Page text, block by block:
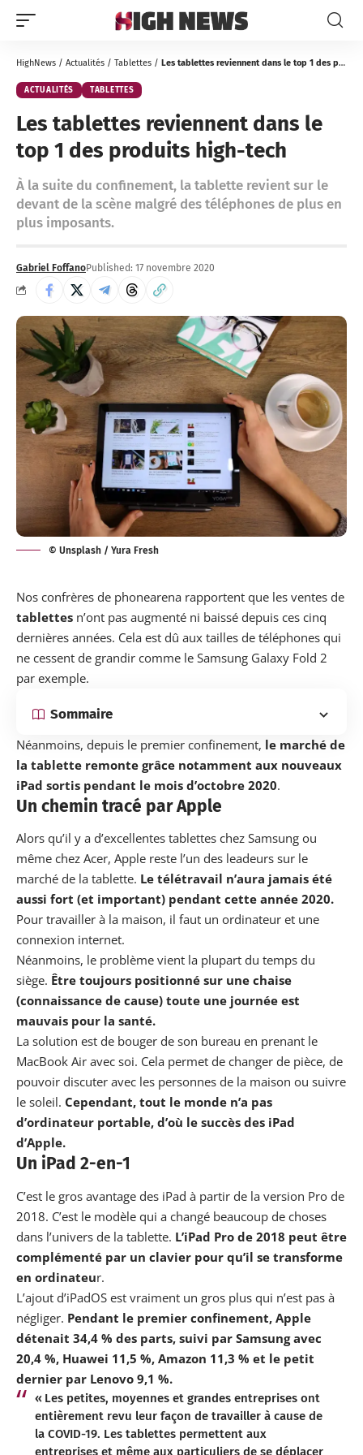
HighNews / Actualités / Tablettes / Les tablettes reviennent dans le top 1 des produits high-tech
ACTUALITÉS TABLETTES
Les tablettes reviennent dans le
top 1 des produits high-tech
À la suite du confinement, la tablette revient sur le
devant de la scène malgré des téléphones de plus en
plus imposants.
Gabriel FoffanoPublished: 17 novembre 2020
© Unsplash / Yura Fresh
Nos confrères de phonearena rapportent que les ventes de
tablettes n’ont pas augmenté ni baissé depuis ces cinq
dernières années. Cela est dû aux tailles de téléphones qui
ne cessent de grandir comme le Samsung Galaxy Fold 2
par exemple.
Sommaire
Néanmoins, depuis le premier confinement, le marché de
la tablette remonte grâce notamment aux nouveaux
iPad sortis pendant le mois d’octobre 2020.
Un chemin tracé par Apple
Alors qu’il y a d’excellentes tablettes chez Samsung ou
même chez Acer, Apple reste l’un des leadeurs sur le
marché de la tablette. Le télétravail n’aura jamais été
aussi fort (et important) pendant cette année 2020.
Pour travailler à la maison, il faut un ordinateur et une
connexion internet.
Néanmoins, le problème vient la plupart du temps du
siège. Être toujours positionné sur une chaise
(connaissance de cause) toute une journée est
mauvais pour la santé.
La solution est de bouger de son bureau en prenant le
MacBook Air avec soi. Cela permet de changer de pièce, de
pouvoir discuter avec les personnes de la maison ou suivre
le soleil. Cependant, tout le monde n’a pas
d’ordinateur portable, d’où le succès des iPad
d’Apple.
Un iPad 2-en-1
C’est le gros avantage des iPad à partir de la version Pro de
2018. C’est le modèle qui a changé beaucoup de choses
dans l’univers de la tablette. L’iPad Pro de 2018 peut être
complémenté par un clavier pour qu’il se transforme
en ordinateur.
L’ajout d’iPadOS est vraiment un gros plus qui n’est pas à
négliger. Pendant le premier confinement, Apple
détenait 34,4 % des parts, suivi par Samsung avec
20,4 %, Huawei 11,5 %, Amazon 11,3 % et le petit
dernier par Lenovo 9,1 %.
« Les petites, moyennes et grandes entreprises ont
entièrement revu leur façon de travailler à cause de
la COVID-19. Les tablettes permettent aux
entreprises et même aux particuliers de se déplacer